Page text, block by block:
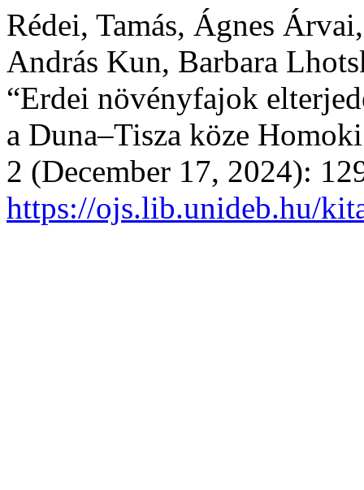
Rédei, Tamás, Ágnes
András Kun, Barbara
“Erdei növényfajok
a Duna–Tisza köze
2 (December 17, 2024):
https://ojs.lib.unideb.hu/